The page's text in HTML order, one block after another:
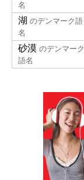
名
湖 のデンマーク語
名
砂漠 のデンマーク
語名